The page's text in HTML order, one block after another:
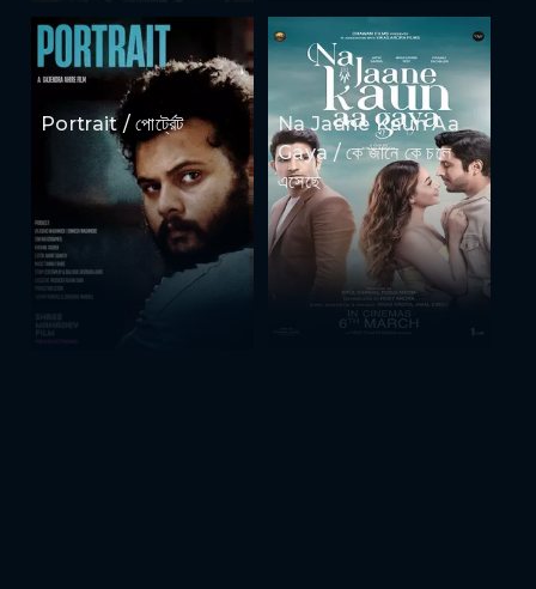
Portrait / পোর্ট্রেট
Na Jaane Kaun Aa
Gaya / কে জানে কে চলে
এসেছে